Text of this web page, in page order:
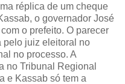
réplica de um cheque
o governador José
o prefeito. O parecer
pelo juiz eleitoral no
no processo. A
no Tribunal Regional
e Kassab só tem a